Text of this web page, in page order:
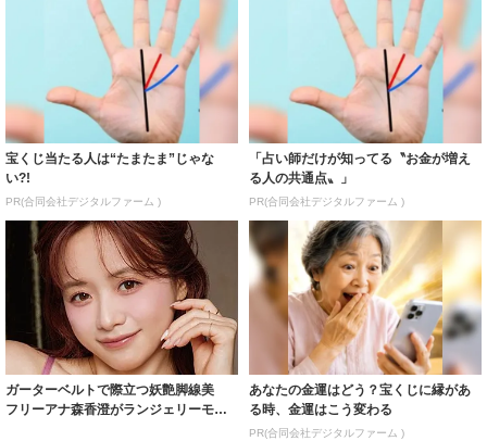
宝くじ当たる人は“たまたま”じゃな
い?!
PR(合同会社デジタルファーム )
「占い師だけが知ってる〝お金が増え
る人の共通点〟」
PR(合同会社デジタルファーム )
ガーターベルトで際立つ妖艶脚線美
フリーアナ森香澄がランジェリーモデ
あなたの金運はどう？宝くじに縁があ
る時、金運はこう変わる
PR(合同会社デジタルファーム )